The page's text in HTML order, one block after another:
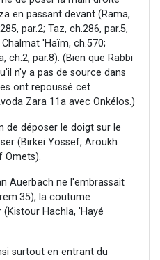
en passant devant (Rama,
par.2; Taz, ch.286, par.5,
'Haïm, ch.570;
ch.2, par.8). (Bien que Rabbi
n'y a pas de source dans
ont repoussé cet
Zara 11a avec Onkélos.)
de déposer le doigt sur le
(Birkei Yossef, Aroukh
Omets).
Auerbach ne l'embrassait
la coutume
Hachla, 'Hayé
surtout en entrant du